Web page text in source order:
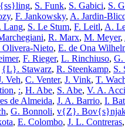
, S. Funk, S. Gabici, S.
, F. Jankowsky, A. Jardin-
Lang, S. Le Stum, F. Leitl, A.
, R. Marx, M. Meyer,
Nieto, E. de Ona
, F. Rieger, L. Rinchiuso, G.
{L}. Stawarz, R. Steenkamp, S.
Veh, C. Venter, J. Vink, T.
, :, H. Abe, S. Abe, V. A.
de Almeida, J. A. Barrio, I.
, G. Bonnoli, v{Z}.
, E. Colombo, J. L. Contreras,